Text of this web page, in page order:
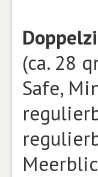
(ca. 28
Safe,